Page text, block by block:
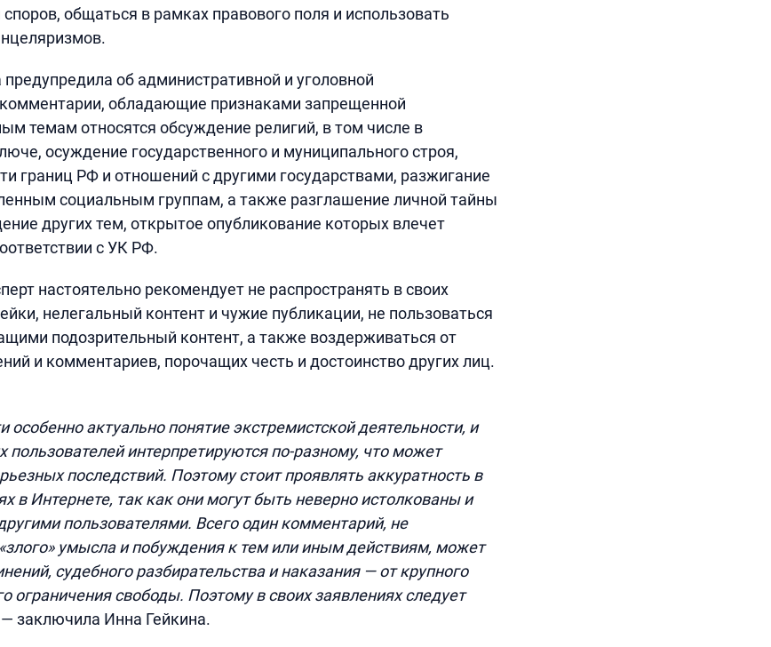
общаться в рамках правового поля и использовать
об административной и уголовной
комментарии, обладающие признаками запрещенной
темам относятся обсуждение религий, в том числе в
осуждение государственного и муниципального строя,
границ РФ и отношений с другими государствами, разжигание
социальным группам, а также разглашение личной тайны
других тем, открытое опубликование которых влечет
с УК РФ.
настоятельно рекомендует не распространять в своих
нелегальный контент и чужие публикации, не пользоваться
подозрительный контент, а также воздерживаться от
и комментариев, порочащих честь и достоинство других лиц.
особенно актуально понятие экстремистской деятельности, и
пользователей интерпретируются по-разному, что может
последствий. Поэтому стоит проявлять аккуратность в
в Интернете, так как они могут быть неверно истолкованы и
пользователями. Всего один комментарий, не
умысла и побуждения к тем или иным действиям, может
судебного разбирательства и наказания — от крупного
ограничения свободы. Поэтому в своих заявлениях следует
— заключила Инна Гейкина.